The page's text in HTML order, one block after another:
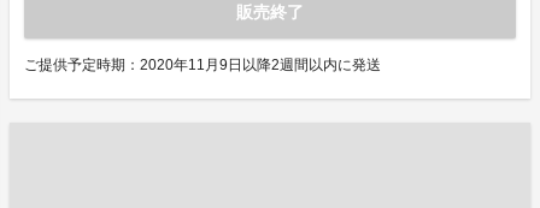
販売終了
ご提供予定時期：2020年11月9日以降2週間以内に発送